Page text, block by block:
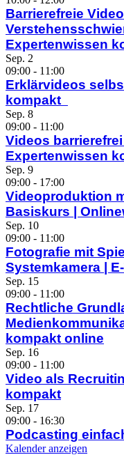
Barrierefreie
Expertenwissen
Sep. 2
09:00 - 11:00
Erklärvideos
kompakt
Sep. 8
09:00 - 11:00
Videos
Expertenwissen
Sep. 9
09:00 - 17:00
Videoproduktion
Basiskurs |
Sep. 10
09:00 - 11:00
Fotografie mit
Systemkamera |
Sep. 15
09:00 - 11:00
Rechtliche
kompakt online
Sep. 16
09:00 - 11:00
Video als
kompakt
Sep. 17
09:00 - 16:30
Podcasting
Kalender anzeigen